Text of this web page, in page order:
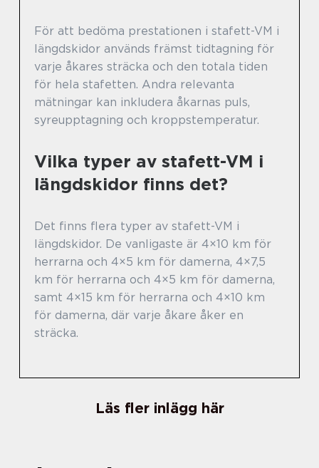
För att bedöma prestationen i stafett-VM i
längdskidor används främst tidtagning för
varje åkares sträcka och den totala tiden
för hela stafetten. Andra relevanta
mätningar kan inkludera åkarnas puls,
syreupptagning och kroppstemperatur.
Vilka typer av stafett-VM i
längdskidor finns det?
Det finns flera typer av stafett-VM i
längdskidor. De vanligaste är 4×10 km för
herrarna och 4×5 km för damerna, 4×7,5
km för herrarna och 4×5 km för damerna,
samt 4×15 km för herrarna och 4×10 km
för damerna, där varje åkare åker en
sträcka.
Läs fler inlägg här